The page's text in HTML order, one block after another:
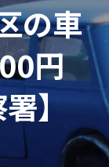
の車
円
】